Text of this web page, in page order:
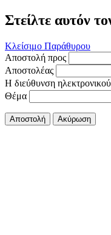
Στείλτε αυτόν
Κλείσιμο Παράθυρου
Αποστολή προς
Αποστολέας
Η διεύθυνση
Θέμα
Αποστολή Ακύρωση